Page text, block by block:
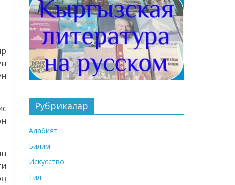
Рубрикалар
Адабият
Билим
Искусство
Тил